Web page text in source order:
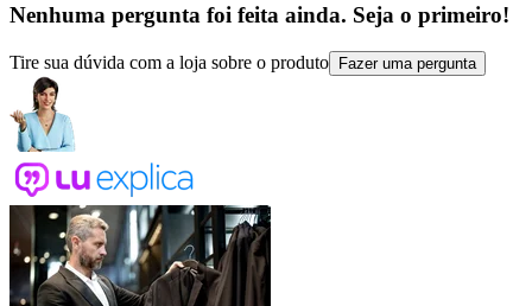
Nenhuma pergunta foi feita ainda. Seja o primeiro!
Tire sua dúvida com a loja sobre o produto Fazer uma pergunta